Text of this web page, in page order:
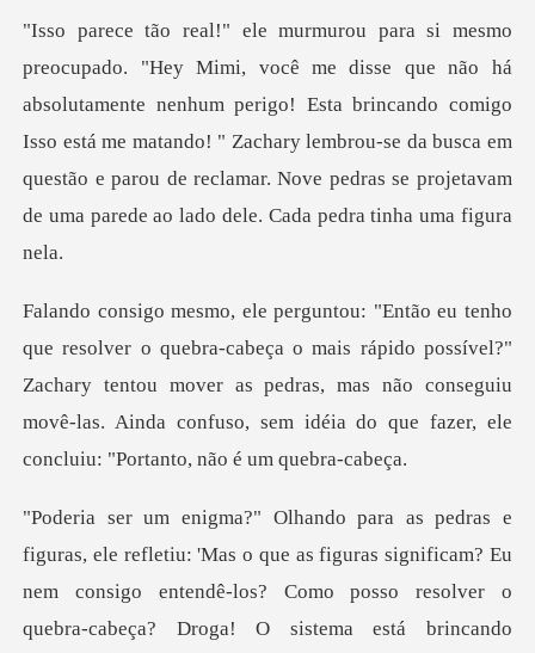
mente nenhum perigo! Esta brincando comigo
Isso está me matando! " Zachary lembrou-se da busca em
questão e
mais rápido possível?"
Zachary tentou mover as pedras, mas não conseguiu
movê-las. Ai
que as figuras significam? Eu
nem consigo entendê-los? Como posso resolver o
q